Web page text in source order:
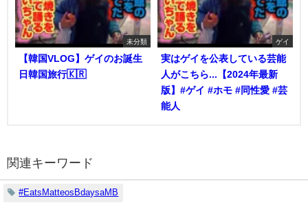
未分類
【韓国VLOG】ゲイのお誕生
日韓国旅行🇰🇷
ゲイ
実はゲイを公表している芸能
人がこちら...【2024年最新
版】#ゲイ #ホモ #同性愛 #芸
能人
関連キーワード
#EatsMatteosBdaysaMB